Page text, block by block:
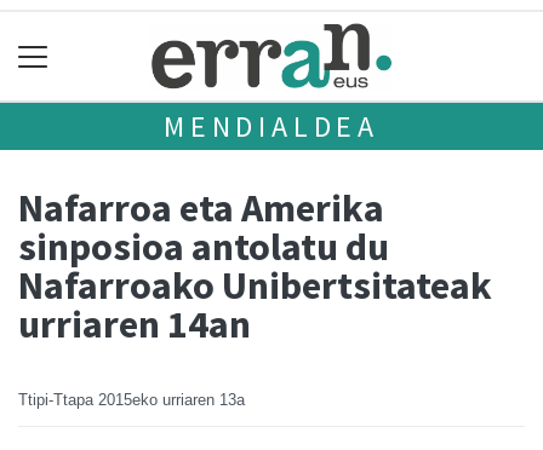
MENDIALDEA
Nafarroa eta Amerika
sinposioa antolatu du
Nafarroako Unibertsitateak
urriaren 14an
Ttipi-Ttapa 2015eko urriaren 13a